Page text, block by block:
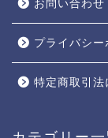
お問い合わせ
プライバシー
特定商取引法